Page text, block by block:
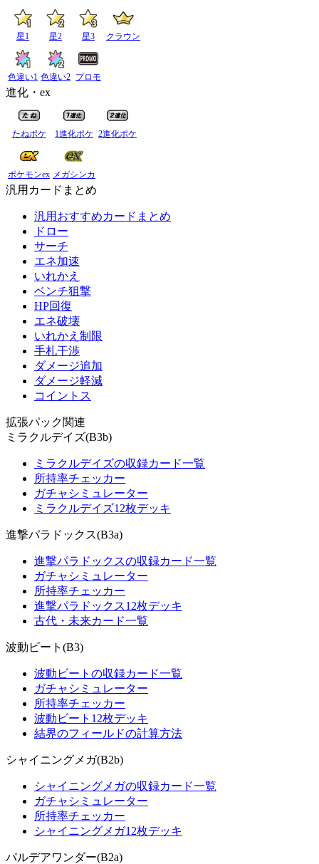
星1 星2 星3 クラウン
色違い1 色違い2 プロモ
進化・ex
たねポケ 1進化ポケ 2進化ポケ
ポケモンex メガシンカ
汎用カードまとめ
汎用おすすめカードまとめ
ドロー
サーチ
エネ加速
いれかえ
ベンチ狙撃
HP回復
エネ破壊
いれかえ制限
手札干渉
ダメージ追加
ダメージ軽減
コイントス
拡張パック関連
ミラクルデイズ(B3b)
ミラクルデイズの収録カード一覧
所持率チェッカー
ガチャシミュレーター
ミラクルデイズ12枚デッキ
進撃パラドックス(B3a)
進撃パラドックスの収録カード一覧
ガチャシミュレーター
所持率チェッカー
進撃パラドックス12枚デッキ
古代・未来カード一覧
波動ビート(B3)
波動ビートの収録カード一覧
ガチャシミュレーター
所持率チェッカー
波動ビート12枚デッキ
結界のフィールドの計算方法
シャイニングメガ(B2b)
シャイニングメガの収録カード一覧
ガチャシミュレーター
所持率チェッカー
シャイニングメガ12枚デッキ
パルデアワンダー(B2a)